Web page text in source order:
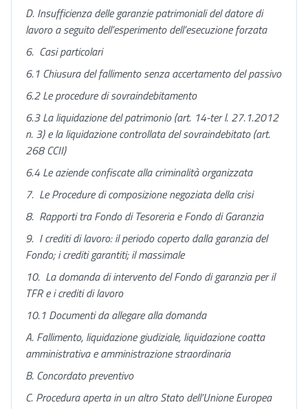
D. Insufficienza delle garanzie patrimoniali del datore di
lavoro a seguito dell’esperimento dell’esecuzione forzata
6. Casi particolari
6.1 Chiusura del fallimento senza accertamento del passivo
6.2 Le procedure di sovraindebitamento
6.3 La liquidazione del patrimonio (art. 14-ter l. 27.1.2012
n. 3) e la liquidazione controllata del sovraindebitato (art.
268 CCII)
6.4 Le aziende confiscate alla criminalità organizzata
7. Le Procedure di composizione negoziata della crisi
8. Rapporti tra Fondo di Tesoreria e Fondo di Garanzia
9. I crediti di lavoro: il periodo coperto dalla garanzia del
Fondo; i crediti garantiti; il massimale
10. La domanda di intervento del Fondo di garanzia per il
TFR e i crediti di lavoro
10.1 Documenti da allegare alla domanda
A. Fallimento, liquidazione giudiziale, liquidazione coatta
amministrativa e amministrazione straordinaria
B. Concordato preventivo
C. Procedura aperta in un altro Stato dell’Unione Europea